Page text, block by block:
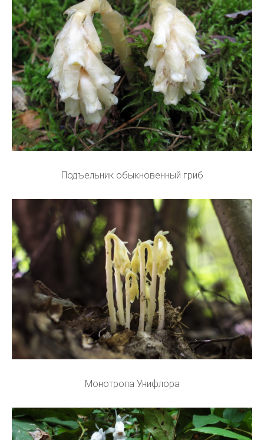
Подъельник обыкновенный гриб
Монотропа Унифлора